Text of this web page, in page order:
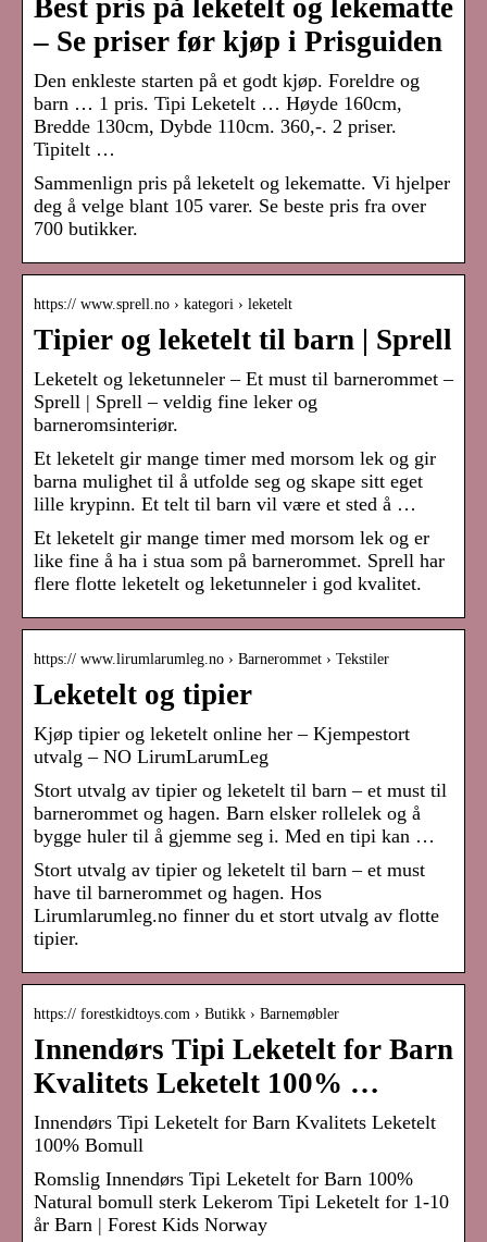
Best pris på leketelt og lekematte
– Se priser før kjøp i Prisguiden
Den enkleste starten på et godt kjøp. Foreldre og
barn … 1 pris. Tipi Leketelt … Høyde 160cm,
Bredde 130cm, Dybde 110cm. 360,-. 2 priser.
Tipitelt …
Sammenlign pris på leketelt og lekematte. Vi hjelper
deg å velge blant 105 varer. Se beste pris fra over
700 butikker.
https:// www.sprell.no › kategori › leketelt
Tipier og leketelt til barn | Sprell
Leketelt og leketunneler – Et must til barnerommet –
Sprell | Sprell – veldig fine leker og
barneromsinteriør.
Et leketelt gir mange timer med morsom lek og gir
barna mulighet til å utfolde seg og skape sitt eget
lille krypinn. Et telt til barn vil være et sted å …
Et leketelt gir mange timer med morsom lek og er
like fine å ha i stua som på barnerommet. Sprell har
flere flotte leketelt og leketunneler i god kvalitet.
https:// www.lirumlarumleg.no › Barnerommet › Tekstiler
Leketelt og tipier
Kjøp tipier og leketelt online her – Kjempestort
utvalg – NO LirumLarumLeg
Stort utvalg av tipier og leketelt til barn – et must til
barnerommet og hagen. Barn elsker rollelek og å
bygge huler til å gjemme seg i. Med en tipi kan …
Stort utvalg av tipier og leketelt til barn – et must
have til barnerommet og hagen. Hos
Lirumlarumleg.no finner du et stort utvalg av flotte
tipier.
https:// forestkidtoys.com › Butikk › Barnemøbler
Innendørs Tipi Leketelt for Barn
Kvalitets Leketelt 100% …
Innendørs Tipi Leketelt for Barn Kvalitets Leketelt
100% Bomull
Romslig Innendørs Tipi Leketelt for Barn 100%
Natural bomull sterk Lekerom Tipi Leketelt for 1-10
år Barn | Forest Kids Norway